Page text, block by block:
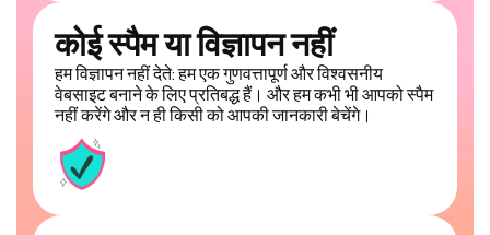
कोई स्पैम या विज्ञापन नहीं
हम विज्ञापन नहीं देते: हम एक गुणवत्तापूर्ण और विश्वसनीय
वेबसाइट बनाने के लिए प्रतिबद्ध हैं। और हम कभी भी आपको स्पैम
नहीं करेंगे और न ही किसी को आपकी जानकारी बेचेंगे।